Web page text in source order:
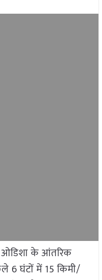
ओडिशा के आंतरिक
6 घंटों में 15 किमी/